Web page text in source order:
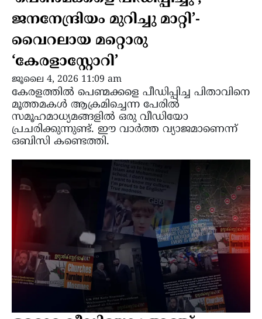
ജനനേന്ദ്രിയം മുറിച്ചു മാറ്റി’-
വൈറലായ മറ്റൊരു
‘കേരളാസ്റ്റോറി’
ജൂലൈ 4, 2026 11:09 am
കേരളത്തിൽ പെണ്മക്കളെ പീഡിപ്പിച്ച പിതാവിനെ
മൂത്തമകൾ ആക്രമിച്ചെന്ന പേരിൽ
സമൂഹമാധ്യമങ്ങളിൽ ഒരു വീഡിയോ
പ്രചരിക്കുന്നുണ്ട്. ഈ വാർത്ത വ്യാജമാണെന്ന്
ഒബിസി കണ്ടെത്തി.